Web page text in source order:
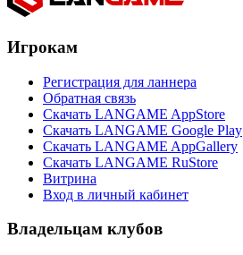
Игрокам
Регистрация для ланнера
Обратная связь
Скачать LANGAME AppStore
Скачать LANGAME Google Play
Скачать LANGAME AppGallery
Скачать LANGAME RuStore
Витрина
Вход в личный кабинет
Владельцам клубов